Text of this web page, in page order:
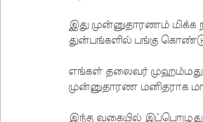
இது முன்னுதாரணம்
துன்பங்களில் பங்கு
எங்கள் தலைவர்
முன்னுதாரண மனிதராக
இந்த வகையில் இப்பொழுது